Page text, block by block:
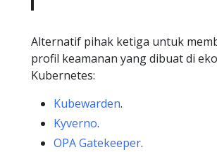
Alternatif pihak ketiga untuk
profil keamanan yang dibuat di
Kubernetes:
Kubewarden.
Kyverno.
OPA Gatekeeper.